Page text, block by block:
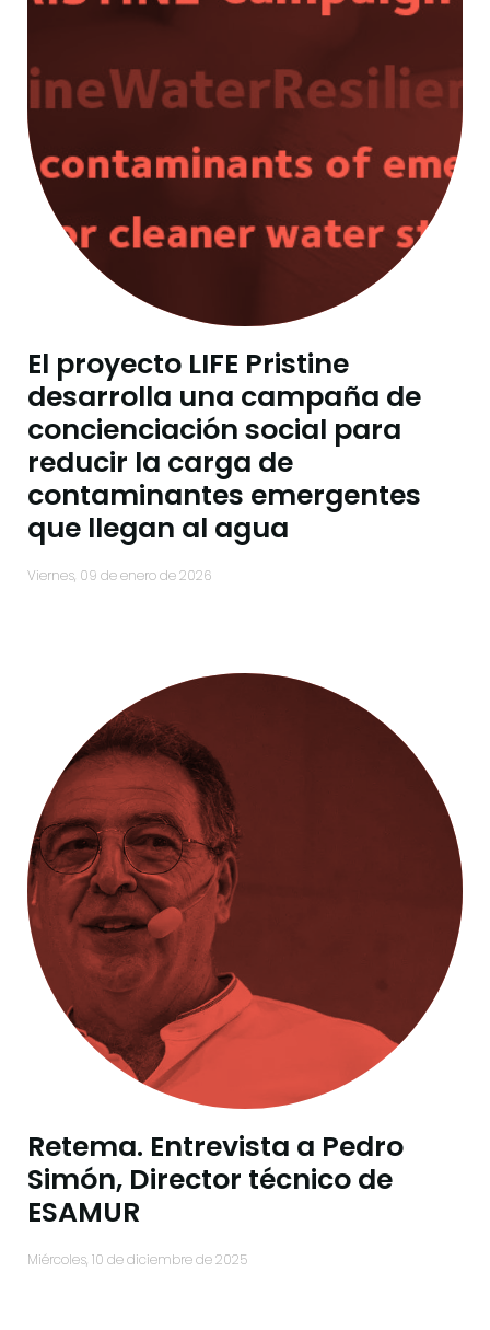
El proyecto LIFE Pristine
desarrolla una campaña de
concienciación social para
reducir la carga de
contaminantes emergentes
que llegan al agua
viernes, 09 de enero de 2026
Retema. Entrevista a Pedro
Simón, Director técnico de
ESAMUR
miércoles, 10 de diciembre de 2025